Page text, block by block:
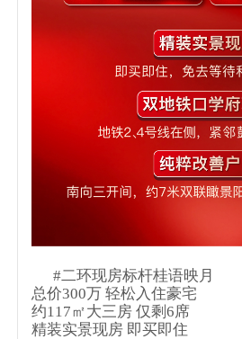
      #二环现房标杆桂语映月
总价300万 轻松入住豪宅
约117㎡大三房 仅剩6席
精装实景现房 即买即住